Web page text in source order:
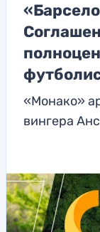
«Монако»
вингера